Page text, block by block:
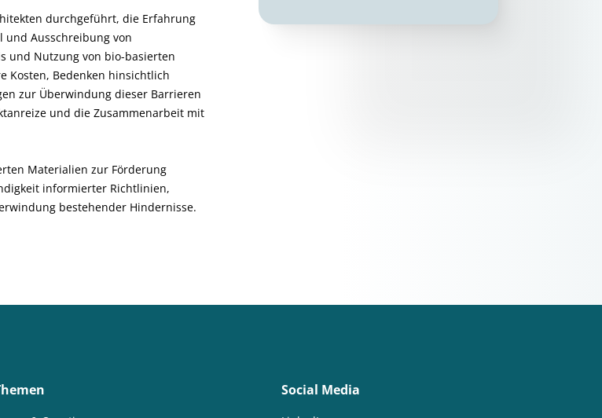
durchgeführt, die Erfahrung
und Ausschreibung von
und Nutzung von bio-basierten
Kosten, Bedenken hinsichtlich
zur Überwindung dieser Barrieren
und die Zusammenarbeit mit
Materialien zur Förderung
informierter Richtlinien,
bestehender Hindernisse.
Social Media